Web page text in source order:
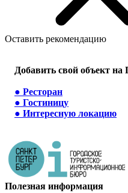
Оставить рекомендацию
Добавить свой объект на
● Ресторан
● Гостиницу
● Интересную локацию
Полезная информация